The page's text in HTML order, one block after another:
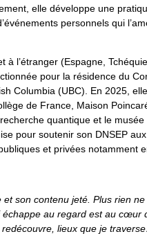
elle développe une
personnels qui
à l’étranger (Espagne,
pour la résidence du
Columbia (UBC). En 2025,
de France, Maison
quantique et le
pour soutenir son DNSEP
et privées notamment
son contenu jeté. Plus rien
au regard est au cœur
lieux que je